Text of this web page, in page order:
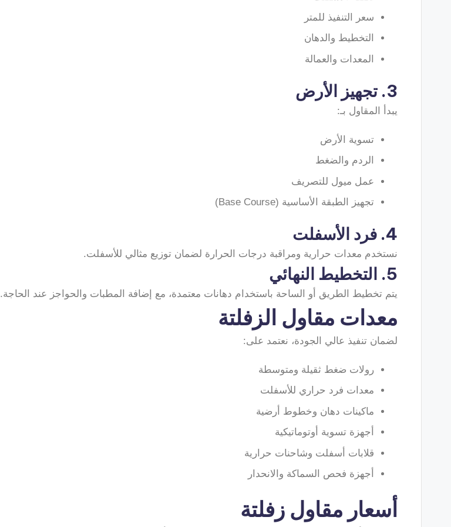
سعر التنفيذ للمتر
التخطيط والدهان
المعدات والعمالة
3. تجهيز الأرض
يبدأ المقاول بـ:
تسوية الأرض
الردم والضغط
عمل ميول للتصريف
تجهيز الطبقة الأساسية (Base Course)
4. فرد الأسفلت
نستخدم معدات حرارية ومراقبة درجات الحرارة لضمان توزيع مثالي للأسفلت.
5. التخطيط النهائي
يتم تخطيط الطريق أو الساحة باستخدام دهانات معتمدة، مع إضافة المطبات والحواجز عند الحاجة.
معدات مقاول الزفلتة
لضمان تنفيذ عالي الجودة، نعتمد على:
رولات ضغط ثقيلة ومتوسطة
معدات فرد حراري للأسفلت
ماكينات دهان وخطوط أرضية
أجهزة تسوية أوتوماتيكية
قلابات أسفلت وشاحنات حرارية
أجهزة فحص السماكة والانحدار
أسعار مقاول زفلتة